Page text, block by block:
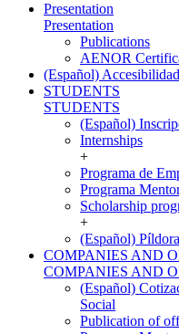
Presentation
Presentation
Publications
AENOR
(Español) Accesibilidad
STUDENTS
STUDENTS
(Español)
Internships
+
Programa de
Programa
Scholarship
+
(Español)
COMPANIES AND
COMPANIES AND
(Español)
Social
Publication of